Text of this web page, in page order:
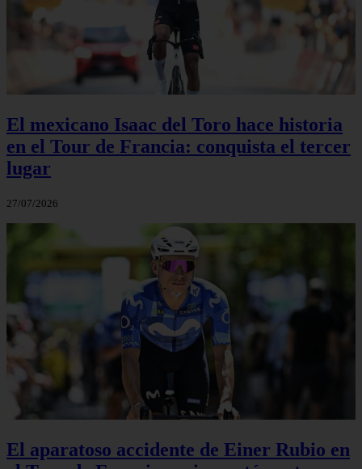
El mexicano Isaac del Toro hace historia
en el Tour de Francia: conquista el tercer
lugar
27/07/2026
El aparatoso accidente de Einer Rubio en